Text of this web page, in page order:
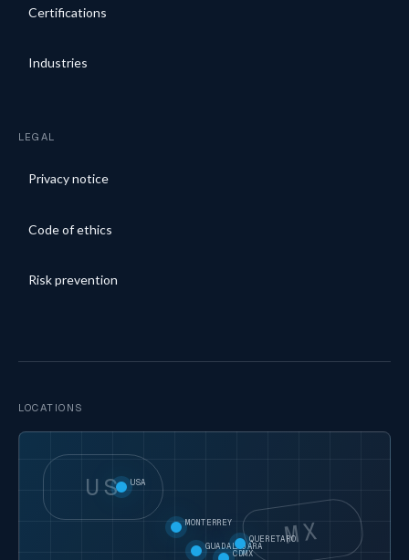
Certifications
Industries
LEGAL
Privacy notice
Code of ethics
Risk prevention
LOCATIONS
US
MX
USA
MONTERREY
GUADALAJARA
CDMX
QUERETARO